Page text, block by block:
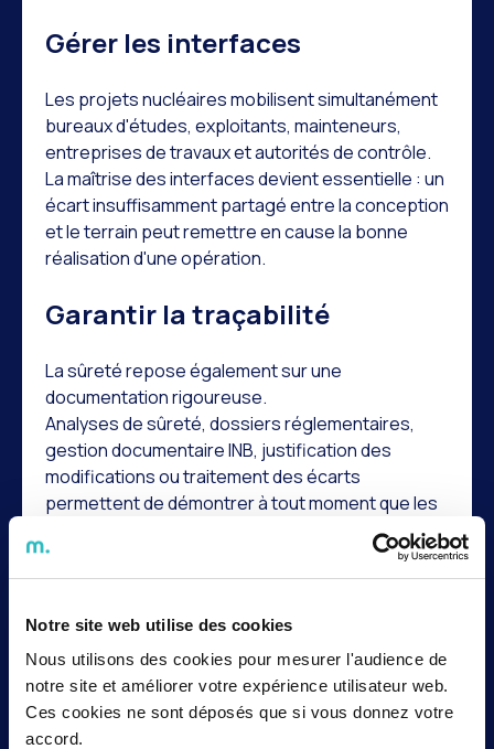
Notre site web utilise des cookies
Nous utilisons des cookies pour mesurer l'audience de
notre site et améliorer votre expérience utilisateur web.
Ces cookies ne sont déposés que si vous donnez votre
accord.
Gérer les interfaces
Les projets nucléaires mobilisent simultanément
bureaux d'études, exploitants, mainteneurs,
entreprises de travaux et autorités de contrôle.
La maîtrise des interfaces devient essentielle : un
écart insuffisamment partagé entre la conception
et le terrain peut remettre en cause la bonne
réalisation d'une opération.
Garantir la traçabilité
La sûreté repose également sur une
documentation rigoureuse.
Analyses de sûreté, dossiers réglementaires,
gestion documentaire INB, justification des
modifications ou traitement des écarts
permettent de démontrer à tout moment que les
exigences applicables sont bien respectées.
Développer une véritable
culture de sûreté
Au-delà des outils et des procédures, la sûreté
repose avant tout sur les femmes et les hommes
qui interviennent sur les installations.